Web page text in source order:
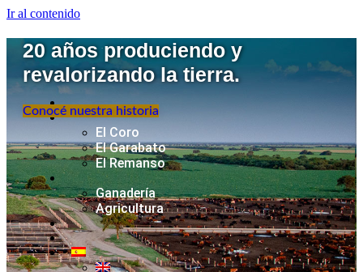
Ir al contenido
El Coro
El Garabato
El Remanso
Ganadería
Agricultura
20 años produciendo y
revalorizando la tierra.
Conocé nuestra historia